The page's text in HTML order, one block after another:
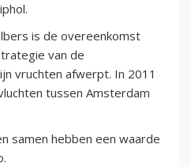
is de overeenkomst
van de
vruchten afwerpt. In 2011
tussen Amsterdam
samen hebben een waarde